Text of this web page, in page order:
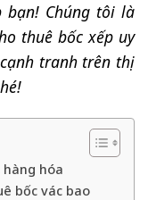
Chúng tôi là
thuê bốc xếp uy
tranh trên thị
hàng hóa
bốc vác bao